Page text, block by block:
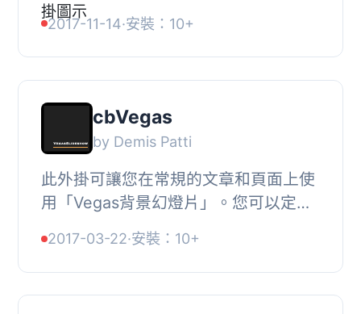
能。, 在您按下全螢幕按鈕後，編輯器
將會佔用您螢幕上的所有空間。, 現
在，您可以更輕...
2017-11-14·安裝：10+
cbVegas
by Demis Patti
此外掛可讓您在常規的文章和頁面上使
用「Vegas背景幻燈片」。您可以定義
以對每篇文章設置不同的幻燈片。詳細
選項請參閱說...
2017-03-22·安裝：10+